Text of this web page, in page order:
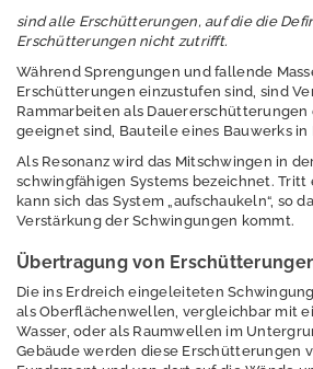
Nachhaltigkeit /
Indikatoren
Naturschutz -
Zentrum für
Artenvielfalt
Ressourcenschutz
und
Kreislaufwirtschaft,
Abfall
Strahlenschutz
Wasser
sind alle Erschütterungen, auf die die
Erschütterungen nicht zutrifft.
Während Sprengungen und fallende
Erschütterungen einzustufen sind, sind
Rammarbeiten als Dauererschütterungen
geeignet sind, Bauteile eines Bauwerks in
Als Resonanz wird das Mitschwingen in
schwingfähigen Systems bezeichnet. Tritt
kann sich das System „aufschaukeln“, so
Verstärkung der Schwingungen kommt.
Übertragung von
Die ins Erdreich eingeleiteten
als Oberflächenwellen, vergleichbar mit
Wasser, oder als Raumwellen im
Gebäude werden diese Erschütterungen